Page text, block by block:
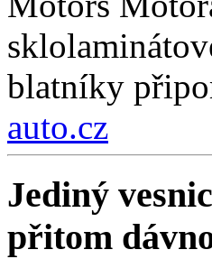
blatníky
auto.cz
Jediný
přitom